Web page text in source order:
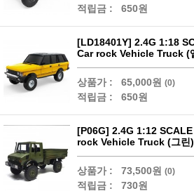
적립금 : 650원
[LD18401Y] 2.4G 1:18
Car rock Vehicle Truck (
상품가 : 65,000원 (0)
적립금 : 650원
[P06G] 2.4G 1:12
rock Vehicle Truck (그
상품가 : 73,500원 (0)
적립금 : 730원